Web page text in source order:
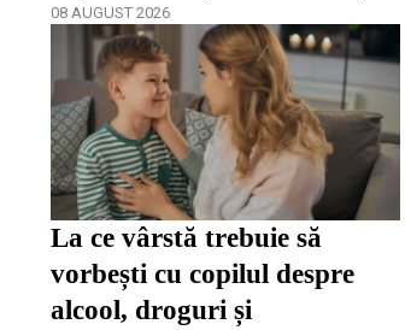
de pictură
08 AUGUST 2026
La ce vârstă trebuie să
vorbești cu copilul despre
alcool, droguri și